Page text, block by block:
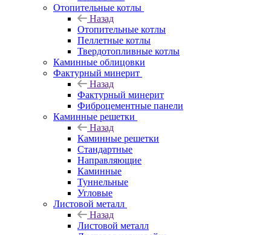
Отопительные котлы
Назад
Отопительные котлы
Пеллетные котлы
Твердотопливные котлы
Каминные облицовки
Фактурный минерит
Назад
Фактурный минерит
Фиброцементные панели
Каминные решетки
Назад
Каминные решетки
Стандартные
Направляющие
Каминные
Туннельные
Угловые
Листовой металл
Назад
Листовой металл